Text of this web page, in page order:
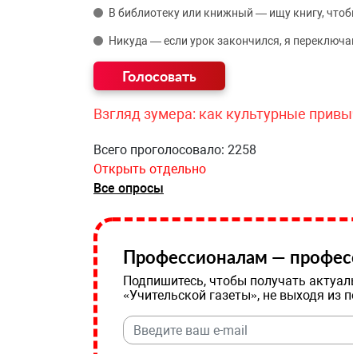
В библиотеку или книжный — ищу книгу,
Никуда — если урок закончился, я
Взгляд зумера: как культурные
Всего проголосовало: 2258
Открыть отдельно
Все опросы
Профессионалам —
Подпишитесь, чтобы получать
«Учительской газеты», не выходя из